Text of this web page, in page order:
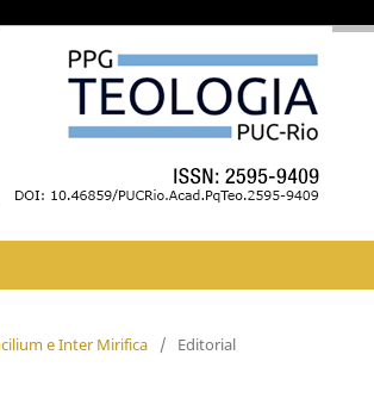
e Inter Mirifica / Editorial